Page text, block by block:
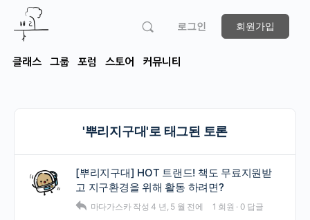
로그인 회원가입
클래스 그룹 포럼 스토어 커뮤니티
'뿌리지구대'로 태그된 토론
[뿌리지구대] HOT 트랜드! 책도 무료지원받
고 지구환경을 위해 활동 하려면?
마다가스카 작성4 년, 5 월 전에 1 회원 · 0 답글